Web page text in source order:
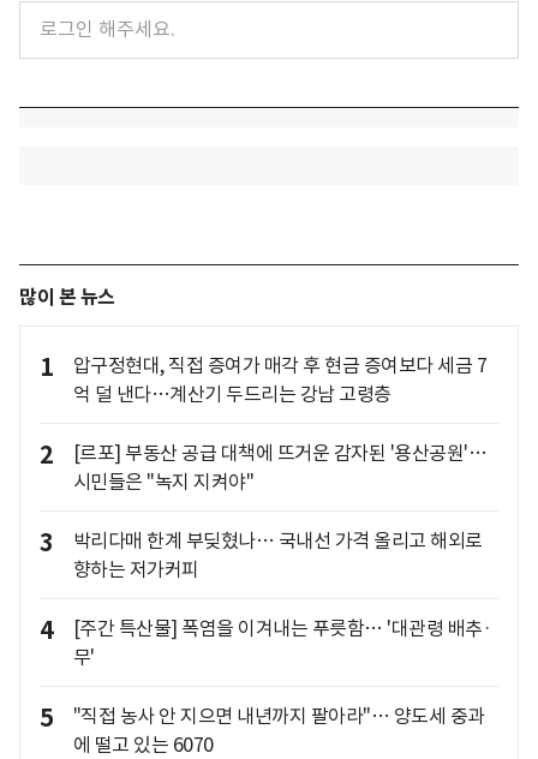
많이 본 뉴스
1
압구정현대, 직접 증여가 매각 후 현금 증여보다 세금 7
억 덜 낸다…계산기 두드리는 강남 고령층
2
[르포] 부동산 공급 대책에 뜨거운 감자된 '용산공원'…
시민들은 "녹지 지켜야"
3
박리다매 한계 부딪혔나… 국내선 가격 올리고 해외로
향하는 저가커피
4
[주간 특산물] 폭염을 이겨내는 푸릇함… '대관령 배추·
무'
5
"직접 농사 안 지으면 내년까지 팔아라"… 양도세 중과
에 떨고 있는 6070